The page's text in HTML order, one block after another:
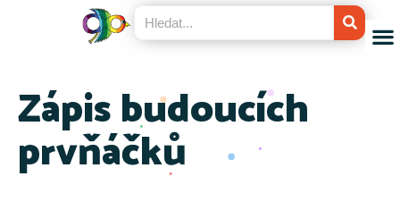
Zápis budoucích
prvňáčků